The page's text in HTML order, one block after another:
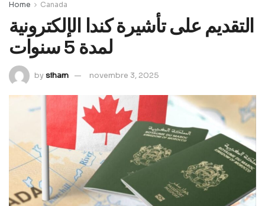
Home Canada
التقديم على تأشيرة كندا الإلكترونية
لمدة 5 سنوات
bysiham novembre 3, 2025